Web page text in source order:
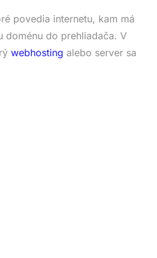
povedia internetu, kam má
doménu do prehliadača. V
webhosting alebo server sa